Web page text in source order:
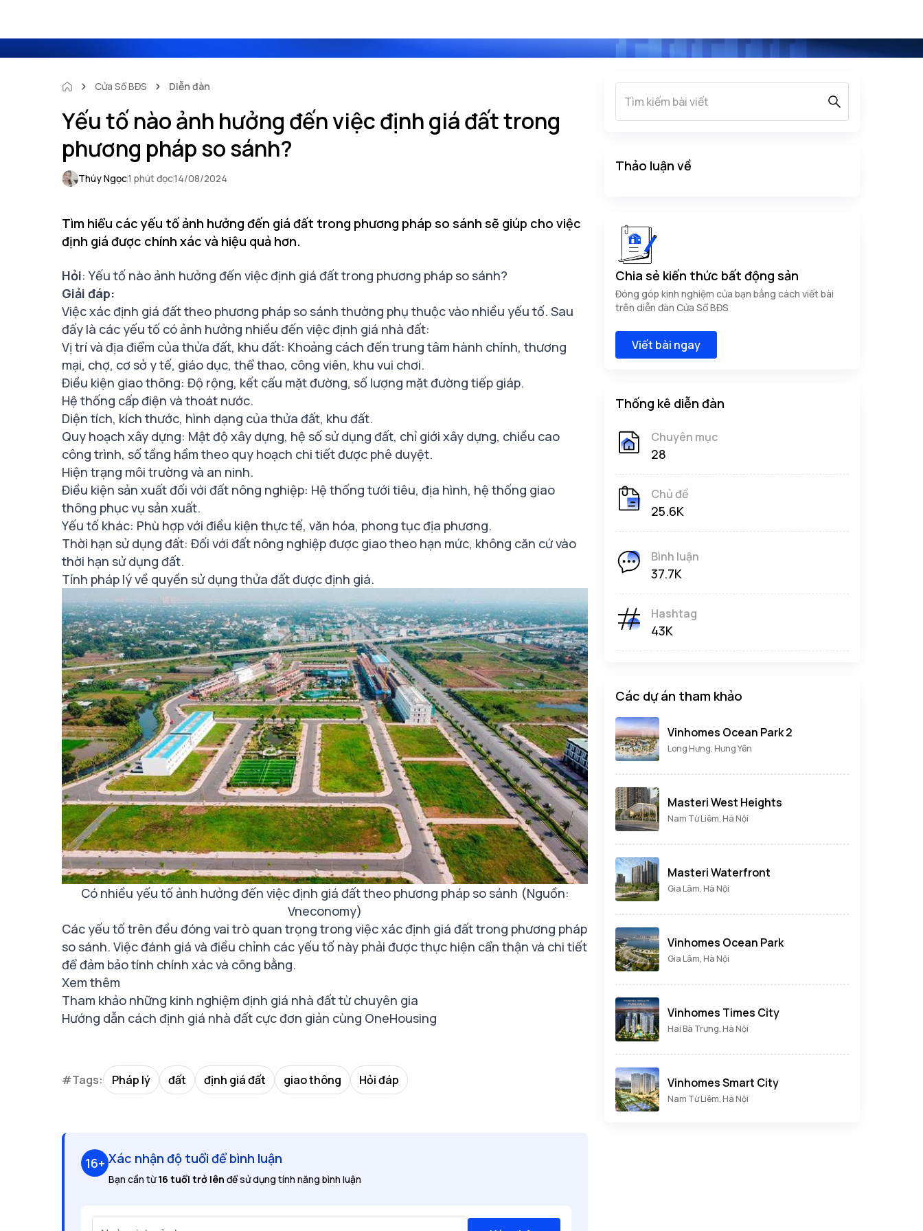
Cửa Sổ BĐS Diễn đàn
Yếu tố nào ảnh hưởng đến việc định giá đất trong
phương pháp so sánh?
Thúy Ngọc1 phút đọc14/08/2024
Tìm hiểu các yếu tố ảnh hưởng đến giá đất trong phương pháp so sánh sẽ giúp cho việc
định giá được chính xác và hiệu quả hơn.
Hỏi: Yếu tố nào ảnh hưởng đến việc định giá đất trong phương pháp so sánh?
Giải đáp:
Việc xác định giá đất theo phương pháp so sánh thường phụ thuộc vào nhiều yếu tố. Sau
đấy là các yếu tố có ảnh hưởng nhiều đến việc định giá nhà đất:
Vị trí và địa điểm của thửa đất, khu đất: Khoảng cách đến trung tâm hành chính, thương
mại, chợ, cơ sở y tế, giáo dục, thể thao, công viên, khu vui chơi.
Điều kiện giao thông: Độ rộng, kết cấu mặt đường, số lượng mặt đường tiếp giáp.
Hệ thống cấp điện và thoát nước.
Diện tích, kích thước, hình dạng của thửa đất, khu đất.
Quy hoạch xây dựng: Mật độ xây dựng, hệ số sử dụng đất, chỉ giới xây dựng, chiều cao
công trình, số tầng hầm theo quy hoạch chi tiết được phê duyệt.
Hiện trạng môi trường và an ninh.
Điều kiện sản xuất đối với đất nông nghiệp: Hệ thống tưới tiêu, địa hình, hệ thống giao
thông phục vụ sản xuất.
Yếu tố khác: Phù hợp với điều kiện thực tế, văn hóa, phong tục địa phương.
Thời hạn sử dụng đất: Đối với đất nông nghiệp được giao theo hạn mức, không căn cứ vào
thời hạn sử dụng đất.
Tính pháp lý về quyền sử dụng thửa đất được định giá.
Có nhiều yếu tố ảnh hưởng đến việc định giá đất theo phương pháp so sánh (Nguồn:
Vneconomy)
Các yếu tố trên đều đóng vai trò quan trọng trong việc xác định giá đất trong phương pháp
so sánh. Việc đánh giá và điều chỉnh các yếu tố này phải được thực hiện cẩn thận và chi tiết
để đảm bảo tính chính xác và công bằng.
Xem thêm
Tham khảo những kinh nghiệm định giá nhà đất từ chuyên gia
Hướng dẫn cách định giá nhà đất cực đơn giản cùng OneHousing
#Tags: Pháp lý đất định giá đất giao thông Hỏi đáp
16+ Xác nhận độ tuổi để bình luận
Bạn cần từ16 tuổi trở lên để sử dụng tính năng bình luận
Thảo luận về
Chia sẻ kiến thức bất động sản
Đóng góp kinh nghiệm của bạn bằng cách viết bài
trên diễn đàn Cửa Sổ BĐS
Viết bài ngay
Thống kê diễn đàn
Chuyên mục
28
Chủ đề
25.6K
Bình luận
37.7K
Hashtag
43K
Các dự án tham khảo
Vinhomes Ocean Park 2
Long Hưng, Hưng Yên
Masteri West Heights
Nam Từ Liêm, Hà Nội
Masteri Waterfront
Gia Lâm, Hà Nội
Vinhomes Ocean Park
Gia Lâm, Hà Nội
Vinhomes Times City
Hai Bà Trưng, Hà Nội
Vinhomes Smart City
Nam Từ Liêm, Hà Nội